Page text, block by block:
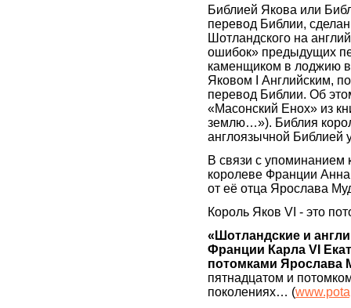
Библией Якова или
перевод Библии,
Шотландского на
ошибок» предыдущих
каменщиком в лоджию в
Яковом I Английским,
перевод Библии. Об
«Масонский Енох» из
землю…»). Библия
англоязычной Библией
В связи с упоминанием
королеве Франции
от её отца Ярослава
Король Яков VI - это
«Шотландские и
Франции Карла VI
потомками Ярослава
пятнадцатом и
поколениях… (